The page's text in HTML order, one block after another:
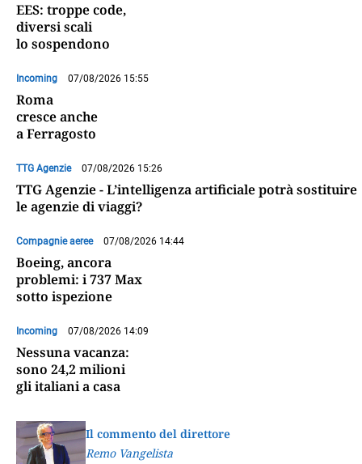
EES: troppe code,
diversi scali
lo sospendono
Incoming 07/08/2026 15:55
Roma
cresce anche
a Ferragosto
TTG Agenzie 07/08/2026 15:26
TTG Agenzie - L’intelligenza artificiale potrà sostituire
le agenzie di viaggi?
Compagnie aeree 07/08/2026 14:44
Boeing, ancora
problemi: i 737 Max
sotto ispezione
Incoming 07/08/2026 14:09
Nessuna vacanza:
sono 24,2 milioni
gli italiani a casa
Il commento del direttore
Remo Vangelista